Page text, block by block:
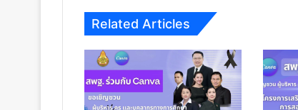
Related Articles